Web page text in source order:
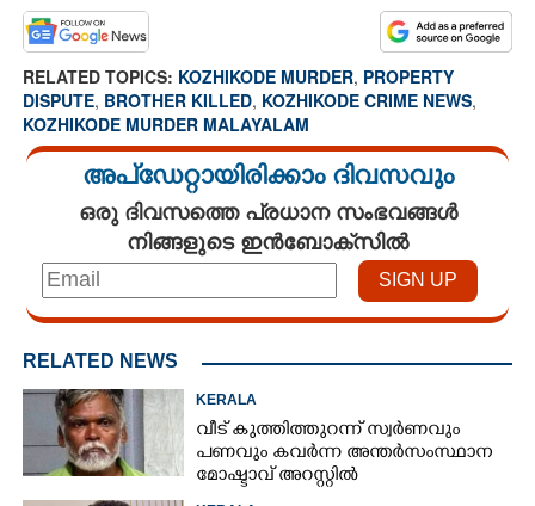
RELATED TOPICS: KOZHIKODE MURDER, PROPERTY
DISPUTE, BROTHER KILLED, KOZHIKODE CRIME NEWS,
KOZHIKODE MURDER MALAYALAM
അപ്ഡേറ്റായിരിക്കാം ദിവസവും
ഒരു ദിവസത്തെ പ്രധാന സംഭവങ്ങൾ
നിങ്ങളുടെ ഇൻബോക്സിൽ
RELATED NEWS
KERALA
വീട് കുത്തിത്തുറന്ന് സ്വർണവും
പണവും കവർന്ന അന്തർസംസ്ഥാന
മോഷ്ടാവ് അറസ്റ്റിൽ